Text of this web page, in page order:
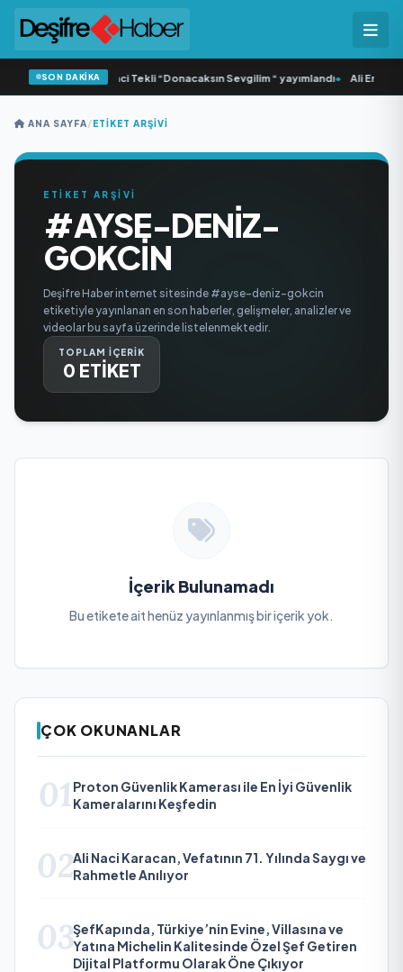
SON DAKİKA
Yonca Samlı ‘dan İkinci Tekli “Donacaksın Sevgilim “ yayımlandı• Ali Emre
ANA SAYFA/ETIKET ARŞIVI
ETİKET ARŞİVİ
#AYSE-DENIZ-
GOKCIN
Deşifre Haber internet sitesinde #ayse-deniz-gokcin
etiketiyle yayınlanan en son haberler, gelişmeler, analizler ve
videolar bu sayfa üzerinde listelenmektedir.
TOPLAM İÇERİK
0 ETİKET
İçerik Bulunamadı
Bu etikete ait henüz yayınlanmış bir içerik yok.
ÇOK OKUNANLAR
01 Proton Güvenlik Kamerası ile En İyi Güvenlik
Kameralarını Keşfedin
02Ali Naci Karacan, Vefatının 71. Yılında Saygı ve
Rahmetle Anılıyor
03ŞefKapında, Türkiye’nin Evine, Villasına ve
Yatına Michelin Kalitesinde Özel Şef Getiren
Dijital Platformu Olarak Öne Çıkıyor